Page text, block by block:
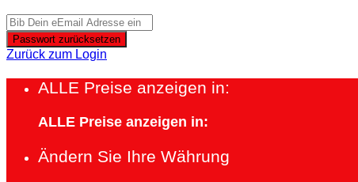
Passwort zurücksetzen
Zurück zum Login
ALLE Preise anzeigen in:
ALLE Preise anzeigen in:
Ändern Sie Ihre Währung